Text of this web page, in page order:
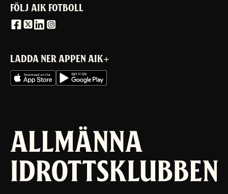
FÖLJ AIK FOTBOLL
LADDA NER APPEN AIK+